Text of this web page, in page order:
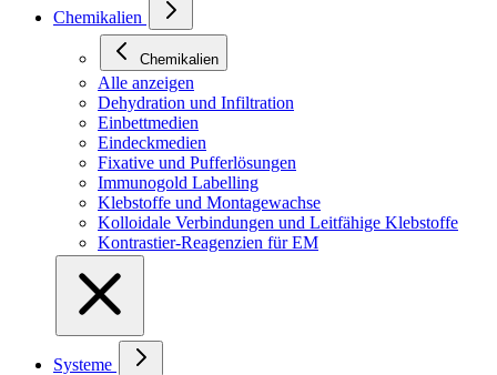
Chemikalien
Chemikalien
Alle anzeigen
Dehydration und Infiltration
Einbettmedien
Eindeckmedien
Fixative und Pufferlösungen
Immunogold Labelling
Klebstoffe und Montagewachse
Kolloidale Verbindungen und Leitfähige Klebstoffe
Kontrastier-Reagenzien für EM
Systeme